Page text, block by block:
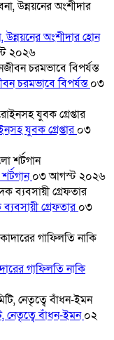
উন্নয়নের অংশীদার হোন
২০২৬
চরমভাবে বিপর্যস্ত০৩
যুবক গ্রেপ্তার০৩
০৩ আগস্ট ২০২৬
গ্রেফতার০৩
গাফিলতি নাকি
নেতৃত্বে বাঁধন-ইমন০২